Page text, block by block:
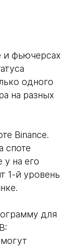
и фьючерсах
одного
на разных
Binance.
споте
у на его
1-й уровень
для